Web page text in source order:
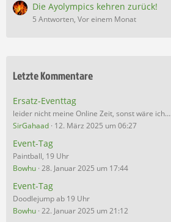
Die Ayolympics kehren zurück!
5 Antworten, Vor einem Monat
Letzte Kommentare
Ersatz-Eventtag
leider nicht meine Online Zeit, sonst wäre ich…
SirGahaad 12. März 2025 um 06:27
Event-Tag
Paintball, 19 Uhr
Bowhu 28. Januar 2025 um 17:44
Event-Tag
Doodlejump ab 19 Uhr
Bowhu 22. Januar 2025 um 21:12